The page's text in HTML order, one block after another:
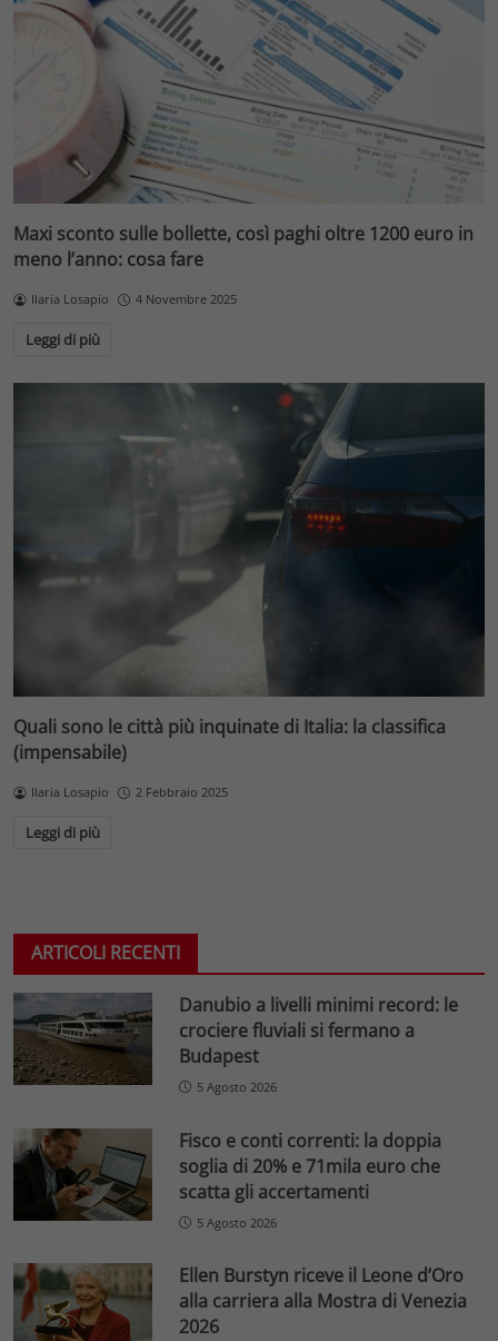
Maxi sconto sulle bollette, così paghi oltre 1200 euro in
meno l’anno: cosa fare
Ilaria Losapio 4 Novembre 2025
Leggi di più
Quali sono le città più inquinate di Italia: la classifica
(impensabile)
Ilaria Losapio 2 Febbraio 2025
Leggi di più
ARTICOLI RECENTI
Danubio a livelli minimi record: le
crociere fluviali si fermano a
Budapest
5 Agosto 2026
Fisco e conti correnti: la doppia
soglia di 20% e 71mila euro che
scatta gli accertamenti
5 Agosto 2026
Ellen Burstyn riceve il Leone d’Oro
alla carriera alla Mostra di Venezia
2026